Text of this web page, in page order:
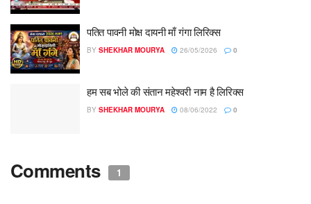
पतित पावनी मोक्ष दायनी माँ गंगा लिरिक्स
BY SHEKHAR MOURYA 26/05/2026 0
हम सब भोले की संतान महेश्वरी नाम है लिरिक्स
BY SHEKHAR MOURYA 08/06/2022 0
Comments 1